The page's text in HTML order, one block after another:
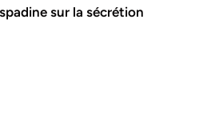
sur la sécrétion